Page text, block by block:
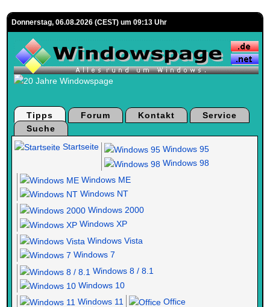
Donnerstag, 06.08.2026 (CEST) um 09:13 Uhr
Tipps Forum Kontakt
Service
Suche
Startseite
Windows 95
Windows 98
Windows ME
Windows NT
Windows 2000
Windows XP
Windows Vista
Windows 7
Windows 8 / 8.1
Windows 10
Windows 11
Office